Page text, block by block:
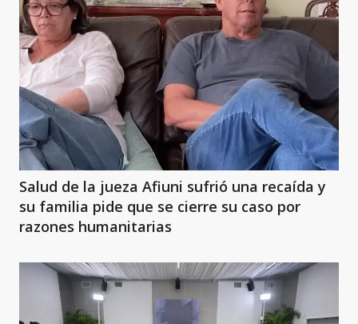
Salud de la jueza Afiuni sufrió una recaída y
su familia pide que se cierre su caso por
razones humanitarias